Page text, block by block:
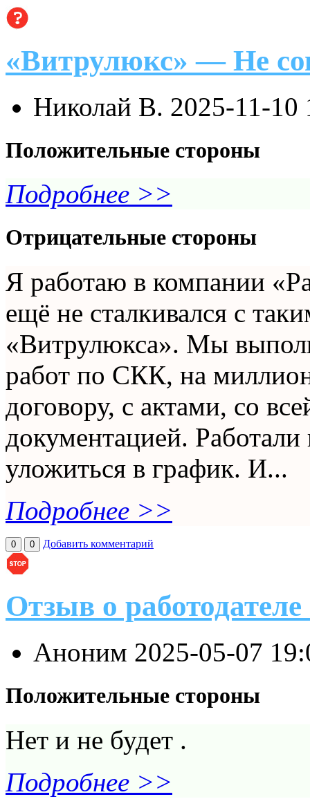
«Витрулюкс» — Не
Николай В. 2025-11-
Положительные стороны
Подробнее >>
Отрицательные стороны
Я работаю в компании
ещё не сталкивался с
«Витрулюкса». Мы
работ по СКК, на
договору, с актами, со
документацией.
уложиться в график. И...
Подробнее >>
0 0 Добавить комментарий
Отзыв о
Аноним 2025-05-07
Положительные стороны
Нет и не будет .
Подробнее >>